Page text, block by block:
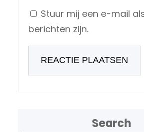
Stuur mij een e-mail
berichten zijn.
Search